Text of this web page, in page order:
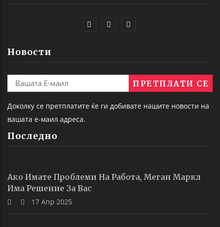
Новости
Доколку се претплатите ќе ги добивате нашите новости на
вашата е-маил адреса.
Последно
Ако Имате Проблеми На Работа, Меган Маркл
Има Решение За Вас
17 Апр 2025